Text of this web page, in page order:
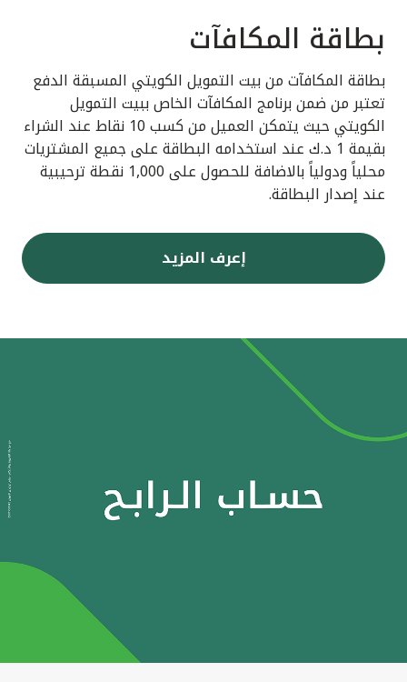
بطاقة المكافآت
بطاقة المكافآت من بيت التمويل الكويتي المسبقة الدفع
تعتبر من ضمن برنامج المكافآت الخاص ببيت التمويل
الكويتي حيث يتمكن العميل من كسب 10 نقاط عند الشراء
بقيمة 1 د.ك عند استخدامه البطاقة على جميع المشتريات
محلياً ودولياً بالاضافة للحصول على 1,000 نقطة ترحيبية
عند إصدار البطاقة.
إعرف المزيد